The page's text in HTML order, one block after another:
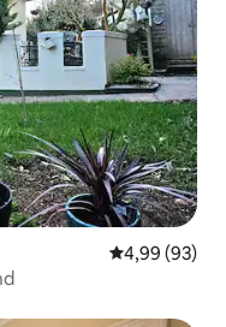
4,99 (93)